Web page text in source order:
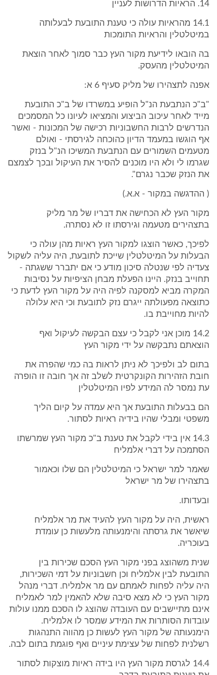
14. הראיות הדרושות לעניין
14.1 מהראיות עולה כי טענת התובעת לבעלותה
במיטלטלין והראיות התומכות
בה הובאו לידיעת מקור העץ כבר סמוך לאחר הוצאת
המיטלטלין מהעסק.
אפנה לתצהירו של מליק סעיף 6 א:
"ב"כ הנתבעת הנ"ל הופיע במשרדו של ב"כ התובעת
מייד לאחר עיכוב הביצוע והמציאו לעיונו כל המסמכים
הנדרשים לרבות החשבוניות רכישה של המכונות - ואשר
אף הוגשו במעמד הדיון כהוכחה לגירסתי - ואולם
מטעמים השמורים עם הנתבעת המשיכו הנ"ל בנזק
שגרמו לי ולא היו מוכנים להסיר את העיקול ובכך לצמצם
את הנזק שכבר נגרם".
( ההדגשה במקור - א.א.)
מקור העץ לא הכחישה את דבריו של מר מליק
בתצהירים מטעמה וגירסתו זו לא נסתרה.
לפיכך, כאשר הוצגו למקור העץ ראיות מהן עולה כי
הבעלות על המיטלטלין שייכת לתובעת, היה עליה לשקול
צעדיה לפי שנטלה סיכון מודע כי אם יתברר ששגתה -
תחוייב בנזק. היינו הפעלת מבחן הציפיות על נסיבות
המקרה מביא למסקנה לפיה היה על מקור העץ לדעת כי
כתוצאה מפעולתה ייגרם נזק לתובעת וכי היא עלולה
להיות מחוייבת בו.
14.2 מוכן אני לקבל כי עצם הבקשה לעיקול ואף
הוצאתם נתבקשה על ידי מקור העץ
בתום לב ולפיכך לא ניתן לראות בה כמי שהפרה את
חובת הזהירות הקונקרטית לשלב זה אך חובה זו הופרה
עת נמסר לה המידע לפיו המיטלטלין
הם בבעלות התובעת אך היא עמדה על קיום הליך
משפטי ומבלי שהיו בידיה ראיות לסתור.
14.3 אין בידי לקבל את טענת ב"כ מקור העץ שמרשתו
הסתמכה על דברי אלמליח
שאמר למר ישראל כי המיטלטלין הם שלו וכאמור
בתצהירו של מר ישראל
ובעדותו.
ראשית, היה על מקור העץ להעיד את מר אלמליח
שיאשר את גרסתה והימנעותה מלעשות כן עומדת
בעוכריה.
שנית משהוצג בפני מקור העץ הסכם שכירות בין
התובעת לבין אלמליח וכן חשבוניות על דמי השכירות,
היה עליה לפחות לאמתם עם מר אלמליח. דברי מנהל
מקור העץ כי לא מצא סיבה שלא להאמין למר לאמליח
אינם מתיישבים עם העובדה שהוצג לו הסכם ממנו עולות
עובדות הסותרות את המידע שמסר לו אלמליח.
הימנעותה של מקור העץ לעשות כן מהווה התנהגות
רשלנית לפחות של עצימת עיניים ואף פוגמת בתום לבה.
14.4 לגרסת מקור העץ היו בידה ראיות מוצקות לסתור